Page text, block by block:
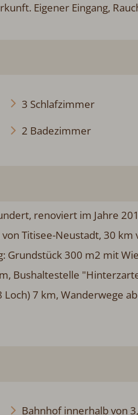
Eigener Eingang,
3 Schlafzimmer
2 Badezimmer
renoviert im Jahre
Titisee-Neustadt, 30 km
Grundstück 300 m2 mit
Bushaltestelle
7 km, Wanderwege
Bahnhof innerhalb von